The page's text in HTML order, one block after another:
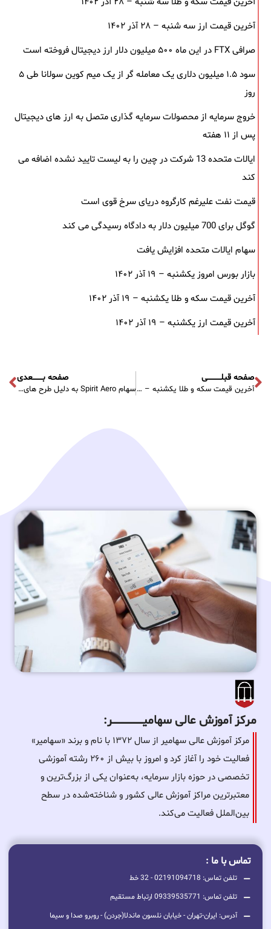
آخرین قیمت ارز سه شنبه – ۲۸ آذر ۱۴۰۲
صرافی FTX در این ماه ۵۰۰ میلیون دلار ارز دیجیتال فروخته است
سود ۱.۵ میلیون دلاری یک معامله ‌گر از یک میم‌ کوین سولانا طی ۵
روز
خروج سرمایه از محصولات سرمایه ‌گذاری متصل به ارز های دیجیتال
پس از ۱۱ هفته
ایالات متحده 13 شرکت در چین را به لیست تایید نشده اضافه می
کند
قیمت نفت علیرغم کارگروه دریای سرخ قوی است
گوگل برای 700 میلیون دلار به دادگاه رسیدگی می کند
سهام ایالات متحده افزایش یافت
بازار بورس امروز یکشنبه – ۱۹ آذر ۱۴۰۲
آخرین قیمت سکه و طلا یکشنبه – ۱۹ آذر ۱۴۰۲
آخرین قیمت ارز یکشنبه – ۱۹ آذر ۱۴۰۲
صفحه قبلـــــــــــی
آخرین قیمت سکه و طلا یکشنبه – ۱۴ آبان ۱۴۰۲
صفحه بــــــــعدی
سهام Spirit Aero به دلیل طرح های جدید افزایش سرمایه سقوط می کند
مرکز آموزش عالی سهامیـــــــــــــــــــــــــر:
مرکز آموزش عالی سهامیر از سال ۱۳۷۲ با نام و برند «سهامیر»
فعالیت خود را آغاز کرد و امروز با بیش از ۲۶۰ رشته آموزشی
تخصصی در حوزه بازار سرمایه، به‌عنوان یکی از بزرگ‌ترین و
معتبرترین مراکز آموزش عالی کشور و شناخته‌شده در سطح
بین‌الملل فعالیت می‌کند.
تماس با ما :
تلفن تماس: 02191094718 - 32 خط
تلفن تماس: 09339535771 ارتباط مستقیم
آدرس: ایران-تهران - خیابان نلسون ماندلا(جردن) - روبرو صدا و سیما